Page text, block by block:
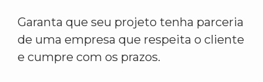
Garanta que seu projeto tenha parceria
de uma empresa que respeita o cliente
e cumpre com os prazos.